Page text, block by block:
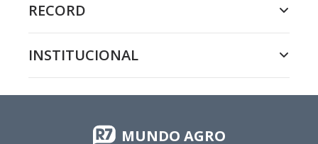
RECORD
INSTITUCIONAL
MUNDO AGRO